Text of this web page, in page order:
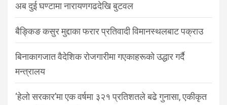
अब दुई घण्टामा नारायणगढदेखि बुटवल
बैङ्किङ कसुर मुद्दाका फरार प्रतिवादी विमानस्थलबाट पक्राउ
बिनाकागजात वैदेशिक रोजगारीमा गएकाहरूको उद्धार गर्दै
मन्त्रालय
‘हेलो सरकार’मा एक वर्षमा ३२१ प्रतिशतले बढे गुनासा, एकीकृत